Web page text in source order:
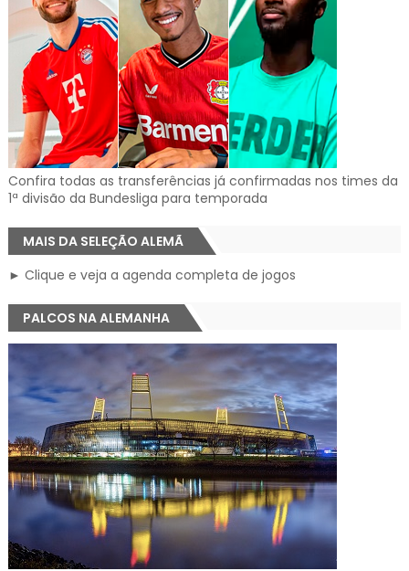
Confira todas as transferências já confirmadas nos times da
1ª divisão da Bundesliga para temporada
MAIS DA SELEÇÃO ALEMÃ
► Clique e veja a agenda completa de jogos
PALCOS NA ALEMANHA